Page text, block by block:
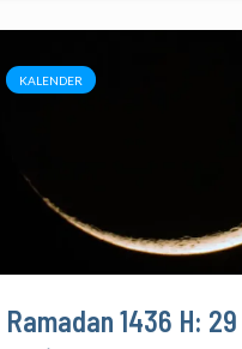
KALENDER
Ramadan 1436 H: